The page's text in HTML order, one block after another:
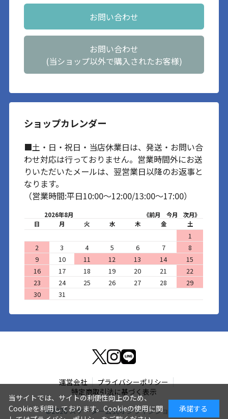
お問い合わせ
お問い合わせ
(当ショップ以外で購入されたお客様)
ショップカレンダー
■土・日・祝日・当店休業日は、発送・お問い合
わせ対応は行っておりません。営業時間外にお送
りいただいたメールは、翌営業日以降のお返事と
なります。
（営業時間:平日10:00～12:00/13:00～17:00）
2026年8月 《前月 今月
次月》
日
月 火 水 木 金 土
1
2
3 4 5 6 7
8
9
10 11 12 13 14
15
16
17 18 19 20 21
22
23
24 25 26 27 28
29
30
31
運営会社
プライバシーポリシー
特定商取引法に基づく表示
©2026 スケーター公式オンラインショップ
当サイトでは、サイトの利便性向上のため、
Cookieを利用しております。Cookieの使用に関
承諾する